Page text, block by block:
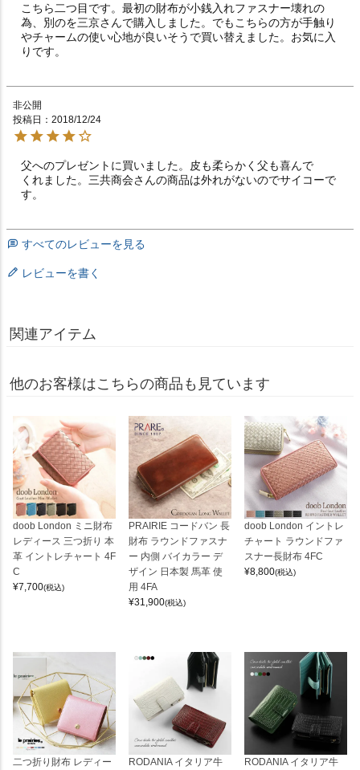
こちら二つ目です。最初の財布が小銭入れファスナー壊れの
為、別のを三京さんで購入しました。でもこちらの方が手触り
やチャームの使い心地が良いそうで買い替えました。お気に入
りです。
非公開
投稿日
2018/12/24
父へのプレゼントに買いました。皮も柔らかく父も喜んで
くれました。三共商会さんの商品は外れがないのでサイコーで
す。
すべてのレビューを見る
レビューを書く
関連アイテム
他のお客様はこちらの商品も見ています
doob London ミニ財布
レディース 三つ折り 本
革 イントレチャート 4F
C
¥7,700(税込)
PRAIRIE コードバン 長
財布 ラウンドファスナ
ー 内側 バイカラー デ
ザイン 日本製 馬革 使
用 4FA
¥31,900(税込)
doob London イントレ
チャート ラウンドファ
スナー長財布 4FC
¥8,800(税込)
二つ折り財布 レディー RODANIA イタリア牛 RODANIA イタリア牛